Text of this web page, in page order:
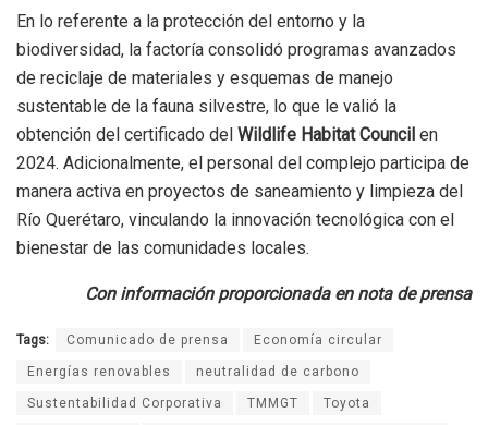
En lo referente a la protección del entorno y la
biodiversidad, la factoría consolidó programas avanzados
de reciclaje de materiales y esquemas de manejo
sustentable de la fauna silvestre, lo que le valió la
obtención del certificado del Wildlife Habitat Council en
2024. Adicionalmente, el personal del complejo participa de
manera activa en proyectos de saneamiento y limpieza del
Río Querétaro, vinculando la innovación tecnológica con el
bienestar de las comunidades locales.
Con información proporcionada en nota de prensa
Tags: Comunicado de prensa Economía circular
Energías renovables neutralidad de carbono
Sustentabilidad Corporativa TMMGT Toyota